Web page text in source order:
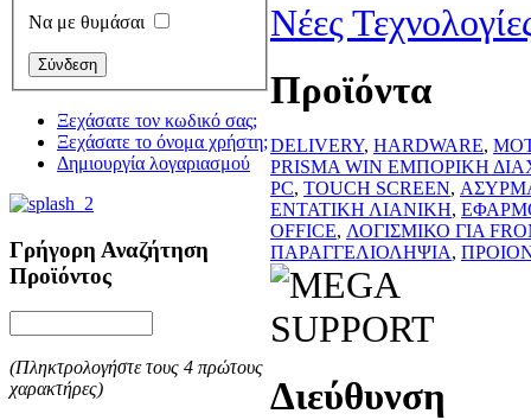
Να με θυμάσαι
Ξεχάσατε τον κωδικό σας;
Ξεχάσατε το όνομα χρήστη;
Δημιουργία λογαριασμού
Γρήγορη Αναζήτηση
Προϊόντος
(Πληκτρολογήστε τους 4 πρώτους
χαρακτήρες)
Νέες
Προϊόντα
DELIVERY, HARDWARE,
PRISMA WIN ΕΜΠΟΡΙΚΗ
PC, TOUCH SCREEN,
ΕΝΤΑΤΙΚΗ ΛΙΑΝΙΚΗ,
OFFICE, ΛΟΓΙΣΜΙΚΟ ΓΙΑ
ΠΑΡΑΓΓΕΛΙΟΛΗΨΙΑ,
Διεύθυνση